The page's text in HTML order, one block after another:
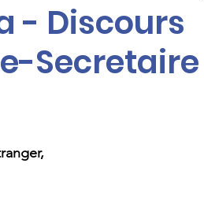
- Discours
Secretaire